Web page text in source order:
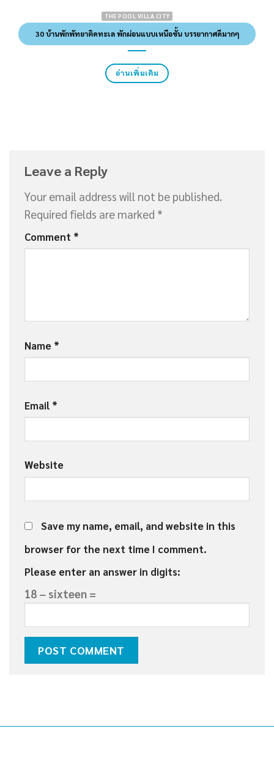
THE POOL VILLA CITY
30 บ้านพักพัทยาติดทะเล พักผ่อนแบบเหนือชั้น บรรยากาศดีมากๆ
อ่านเพิ่มเติม
Leave a Reply
Your email address will not be published.
Required fields are marked *
Comment *
Name *
Email *
Website
Save my name, email, and website in this
browser for the next time I comment.
Please enter an answer in digits:
18 − sixteen =